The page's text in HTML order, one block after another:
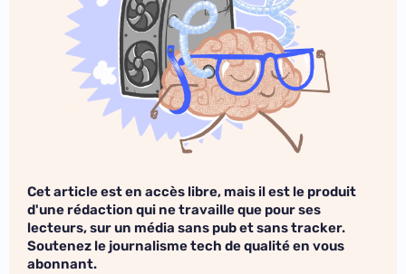
Cet article est en accès libre, mais il est le produit
d'une rédaction qui ne travaille que pour ses
lecteurs, sur un média sans pub et sans tracker.
Soutenez le journalisme tech de qualité en vous
abonnant.